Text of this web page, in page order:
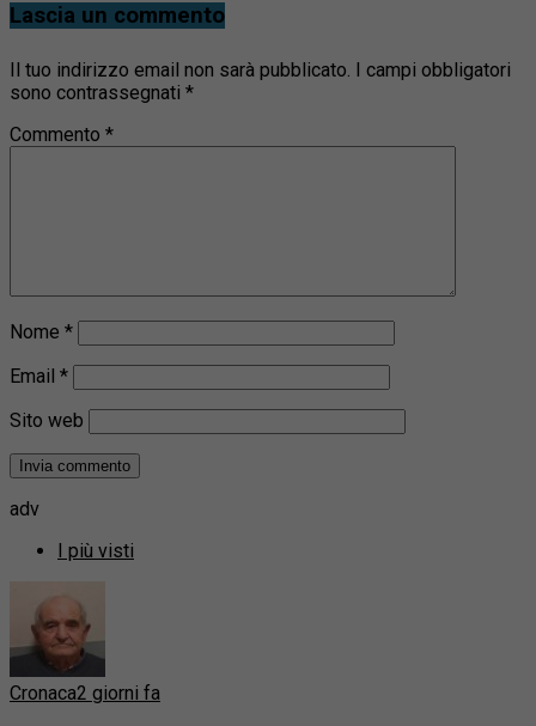
Lascia un commento
Il tuo indirizzo email non sarà pubblicato. I campi obbligatori
sono contrassegnati *
Commento *
Nome *
Email *
Sito web
adv
I più visti
Cronaca2 giorni fa